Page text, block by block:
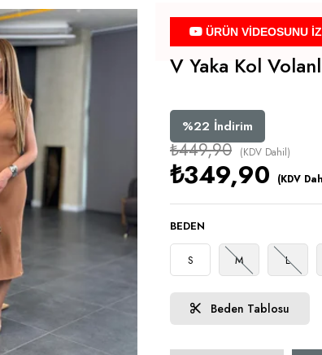
ÜRÜN VİDEOSUNU
V Yaka Kol
%22 İndirim
₺449,90 (KDV Dahil)
₺349,90 (KDV
BEDEN
S M L
Beden Tablosu